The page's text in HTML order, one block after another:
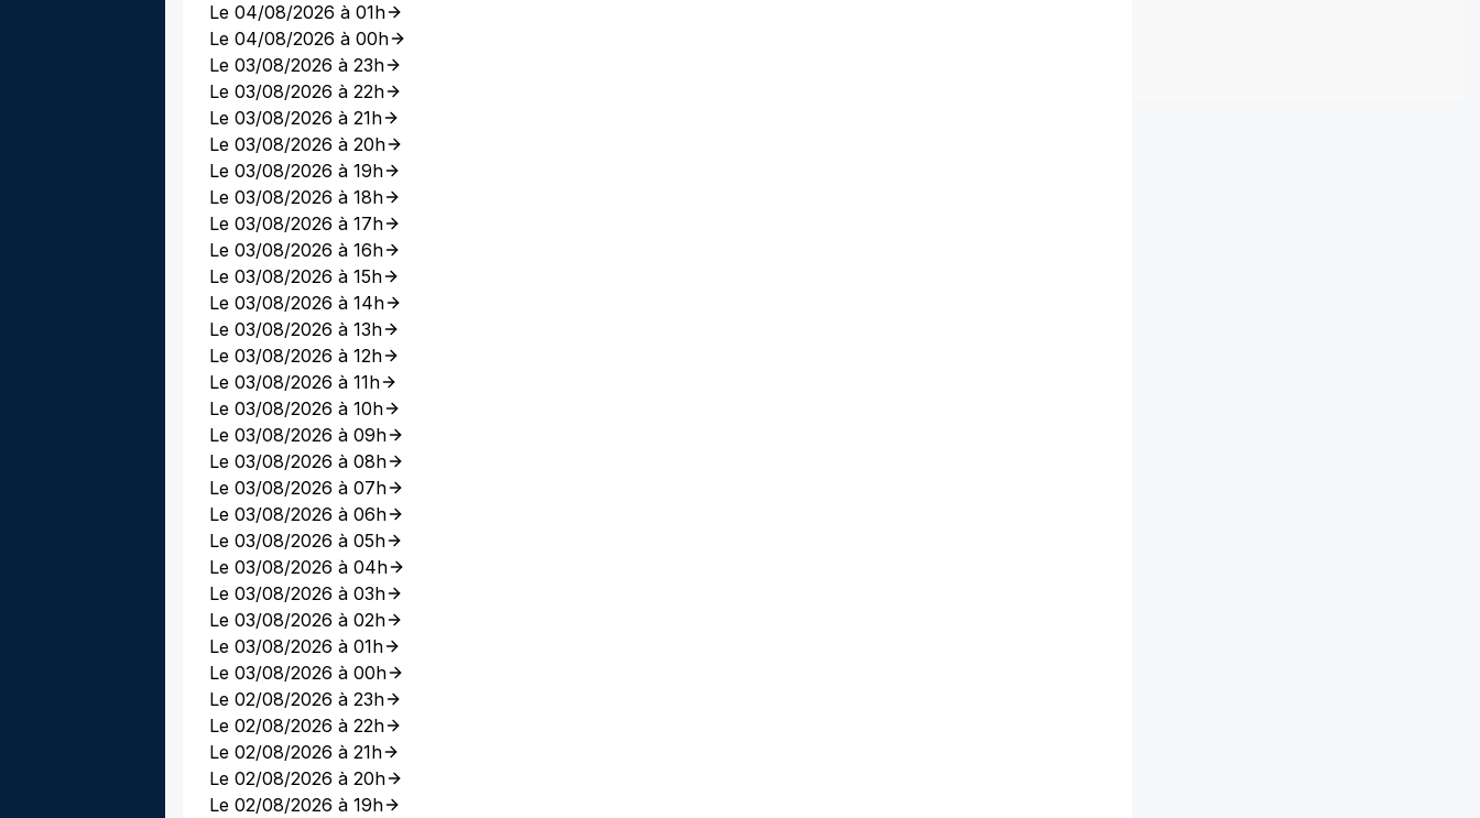
Le 04/08/2026 à 01h
Le 04/08/2026 à 00h
Le 03/08/2026 à 23h
Le 03/08/2026 à 22h
Le 03/08/2026 à 21h
Le 03/08/2026 à 20h
Le 03/08/2026 à 19h
Le 03/08/2026 à 18h
Le 03/08/2026 à 17h
Le 03/08/2026 à 16h
Le 03/08/2026 à 15h
Le 03/08/2026 à 14h
Le 03/08/2026 à 13h
Le 03/08/2026 à 12h
Le 03/08/2026 à 11h
Le 03/08/2026 à 10h
Le 03/08/2026 à 09h
Le 03/08/2026 à 08h
Le 03/08/2026 à 07h
Le 03/08/2026 à 06h
Le 03/08/2026 à 05h
Le 03/08/2026 à 04h
Le 03/08/2026 à 03h
Le 03/08/2026 à 02h
Le 03/08/2026 à 01h
Le 03/08/2026 à 00h
Le 02/08/2026 à 23h
Le 02/08/2026 à 22h
Le 02/08/2026 à 21h
Le 02/08/2026 à 20h
Le 02/08/2026 à 19h